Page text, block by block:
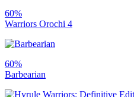
60%
Warriors Orochi 4
60%
Barbearian